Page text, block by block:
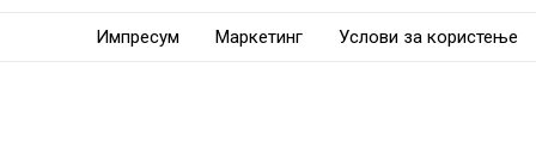
Импресум Маркетинг Услови за користење